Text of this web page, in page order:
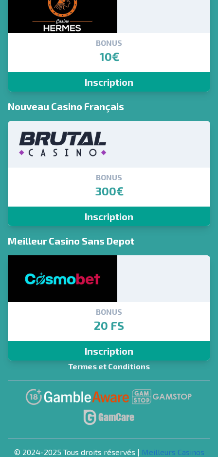
BONUS
10€
Inscription
Nouveau Casino Français
BONUS
300€
Inscription
Meilleur Casino Sans Depot
BONUS
20 FS
Inscription
Termes et Conditions
© 2024-2025 Tous droits réservés | Meilleurs Casinos